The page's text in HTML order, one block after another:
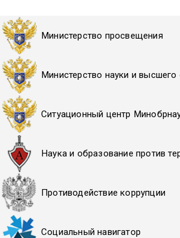
Министерство просвещения
Министерство науки и
Ситуационный центр
Наука и образование против
Противодействие коррупции
Социальный навигатор